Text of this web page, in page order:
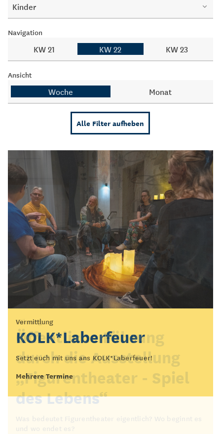
Kinder
Navigation
KW 21 KW 22 KW 23
Ansicht
Woche Monat
Alle Filter aufheben
Vermittlung
KOLK*Laberfeuer
Setzt euch mit uns ans KOLK*Laberfeuer!
Mehrere Termine
Führung
Öffentliche Führung
durch die Ausstellung
„Figurentheater - Spiel
des Lebens“
Was bedeutet Figurentheater eigentlich? Wo beginnt es
und wo endet es?